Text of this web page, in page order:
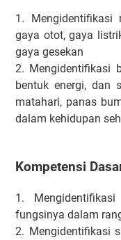
1.
Mengidentifikasi
gaya otot, gaya
gaya gesekan
2. Mengidentifikasi
bentuk energi, dan
matahari, panas
dalam kehidupan
Kompetensi
1.
fungsinya dalam
2. Mengidentifikasi